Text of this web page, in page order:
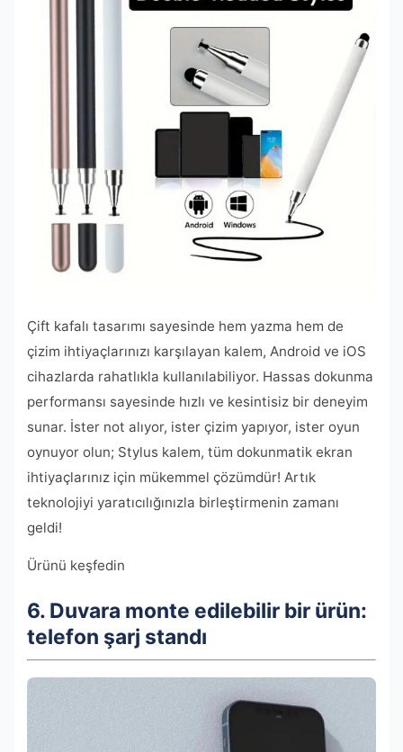
Çift kafalı tasarımı sayesinde hem yazma hem de
çizim ihtiyaçlarınızı karşılayan kalem, Android ve iOS
cihazlarda rahatlıkla kullanılabiliyor. Hassas dokunma
performansı sayesinde hızlı ve kesintisiz bir deneyim
sunar. İster not alıyor, ister çizim yapıyor, ister oyun
oynuyor olun; Stylus kalem, tüm dokunmatik ekran
ihtiyaçlarınız için mükemmel çözümdür! Artık
teknolojiyi yaratıcılığınızla birleştirmenin zamanı
geldi!
Ürünü keşfedin
6. Duvara monte edilebilir bir ürün:
telefon şarj standı